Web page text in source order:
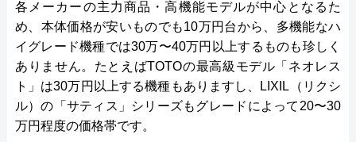
各メーカーの主力商品・高機能モデルが中心となるた
め、本体価格が安いものでも10万円台から、多機能なハ
イグレード機種では30万〜40万円以上するものも珍しく
ありません。たとえばTOTOの最高級モデル「ネオレス
ト」は30万円以上する機種もありますし、LIXIL（リクシ
ル）の「サティス」シリーズもグレードによって20〜30
万円程度の価格帯です。